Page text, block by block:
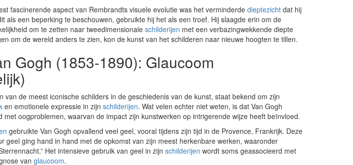
fascinerende aspect van Rembrandts visuele evolutie was het verminderde dieptezicht dat hij
als een beperking te beschouwen, gebruikte hij het als een troef. Hij slaagde erin om de
om te zetten naar tweedimensionale schilderijen met een verbazingwekkende diepte
om de wereld anders te zien, kon de kunst van het schilderen naar nieuwe hoogten te tillen.
Gogh (1853-1890): Glaucoom
van de meest iconische schilders in de geschiedenis van de kunst, staat bekend om zijn
en emotionele expressie in zijn schilderijen. Wat velen echter niet weten, is dat Van Gogh
met oogproblemen, waarvan de impact zijn kunstwerken op intrigerende wijze heeft beïnvloed.
gebruikte Van Gogh opvallend veel geel, vooral tijdens zijn tijd in de Provence, Frankrijk. Deze
geel ging hand in hand met de opkomst van zijn meest herkenbare werken, waaronder
Het intensieve gebruik van geel in zijn schilderijen wordt soms geassocieerd met
van glaucoom.